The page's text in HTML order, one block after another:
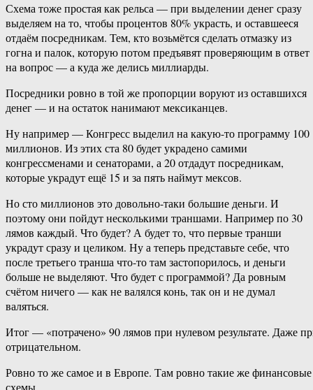
Схема тоже простая как рельса — при выделении денег сразу
выделяем на то, чтобы процентов 80% украсть, и оставшееся
отдаём посредникам. Тем, кто возьмётся сделать отмазку из
гогна и палок, которую потом предъявят проверяющим в ответ
на вопрос — а куда же делись миллиарды.
Посредники ровно в той же пропорции воруют из оставшихся
денег — и на остаток нанимают мексиканцев.
Ну например — Конгресс выделил на какую-то программу 100
миллионов. Из этих ста 80 будет украдено самими
конгрессменами и сенаторами, а 20 отдадут посредникам,
которые украдут ещё 15 и за пять наймут мексов.
Но сто миллионов это довольно-таки большие деньги. И
поэтому они пойдут несколькими траншами. Например по 30
лямов каждый. Что будет? А будет то, что первые транши
украдут сразу и целиком. Ну а теперь представьте себе, что
после третьего транша что-то там застопорилось, и деньги
больше не выделяют. Что будет с программой? Да ровным
счётом ничего — как не валялся конь, так он и не думал
валяться.
Итог — «потрачено» 90 лямов при нулевом результате. Даже
отрицательном.
Ровно то же самое и в Европе. Там ровно такие же финансовые